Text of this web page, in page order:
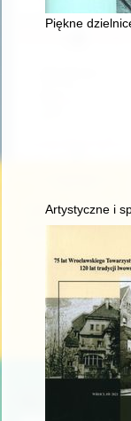
Piękne
Artystyczne i